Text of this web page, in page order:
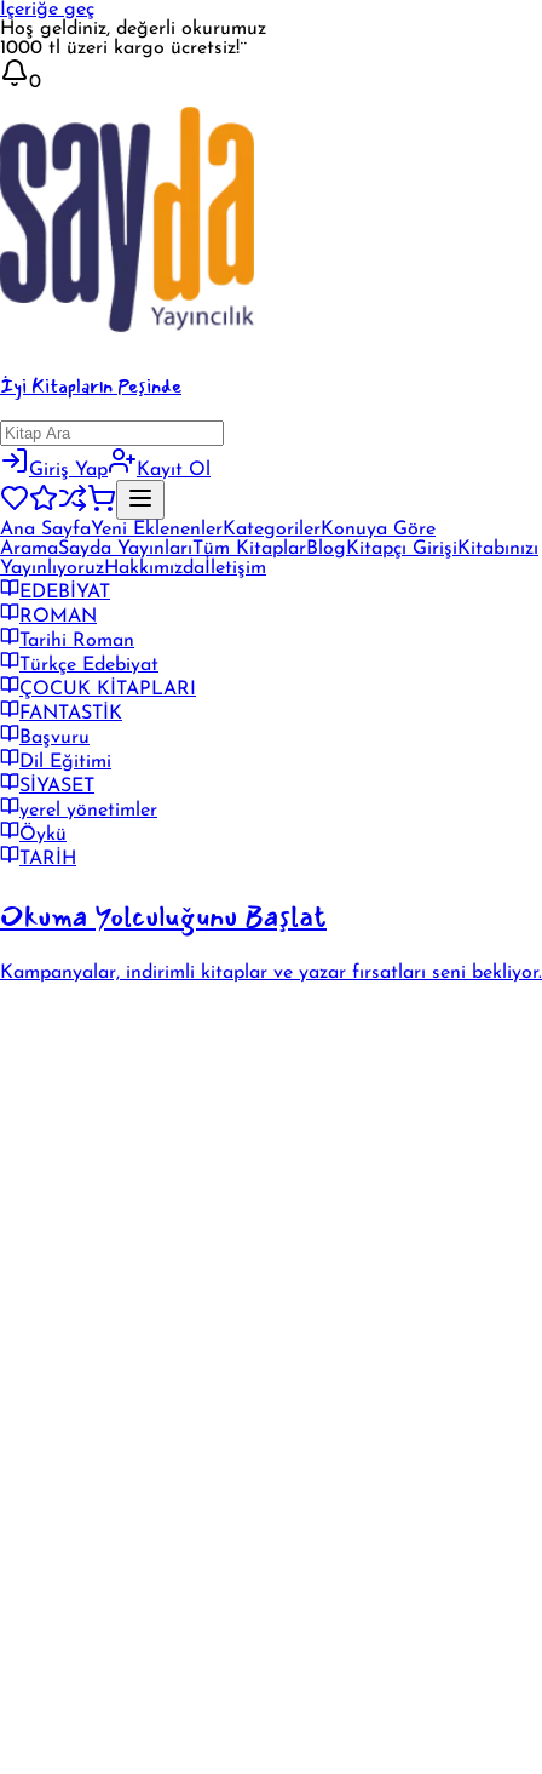
İçeriğe geç
Hoş geldiniz, değerli okurumuz
1000 tl üzeri kargo ücretsiz!¨
0
İyi Kitapların Peşinde
Giriş Yap Kayıt Ol
Ana SayfaYeni EklenenlerKategorilerKonuya Göre
AramaSayda Yayınları Tüm KitaplarBlog Kitapçı Girişi Kitabınızı
YayınlıyoruzHakkımızda İletişim
EDEBİYAT
ROMAN
Tarihi Roman
Türkçe Edebiyat
ÇOCUK KİTAPLARI
FANTASTİK
Başvuru
Dil Eğitimi
SİYASET
yerel yönetimler
Öykü
TARİH
Okuma Yolculuğunu Başlat
Kampanyalar, indirimli kitaplar ve yazar fırsatları seni bekliyor.